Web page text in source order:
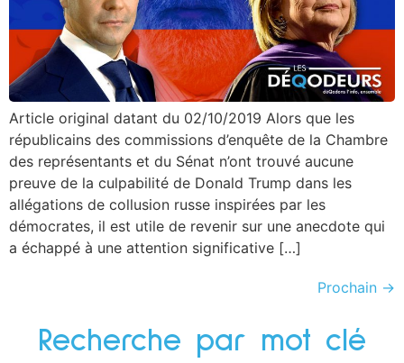
Article original datant du 02/10/2019 Alors que les
républicains des commissions d’enquête de la Chambre
des représentants et du Sénat n’ont trouvé aucune
preuve de la culpabilité de Donald Trump dans les
allégations de collusion russe inspirées par les
démocrates, il est utile de revenir sur une anecdote qui
a échappé à une attention significative […]
Prochain →
Recherche par mot clé